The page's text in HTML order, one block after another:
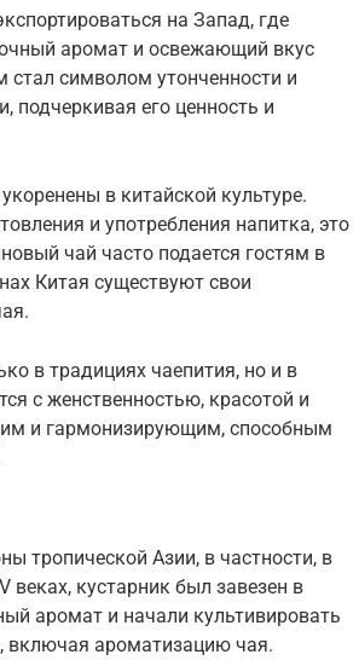
на Запад, где
аромат и освежающий вкус
символом утонченности и
подчеркивая его ценность и
в китайской культуре.
и употребления напитка, это
чай часто подается гостям в
Китая существуют свои
в традициях чаепития, но и в
с женственностью, красотой и
и гармонизирующим, способным
тропической Азии, в частности, в
кустарник был завезен в
аромат и начали культивировать
включая ароматизацию чая.